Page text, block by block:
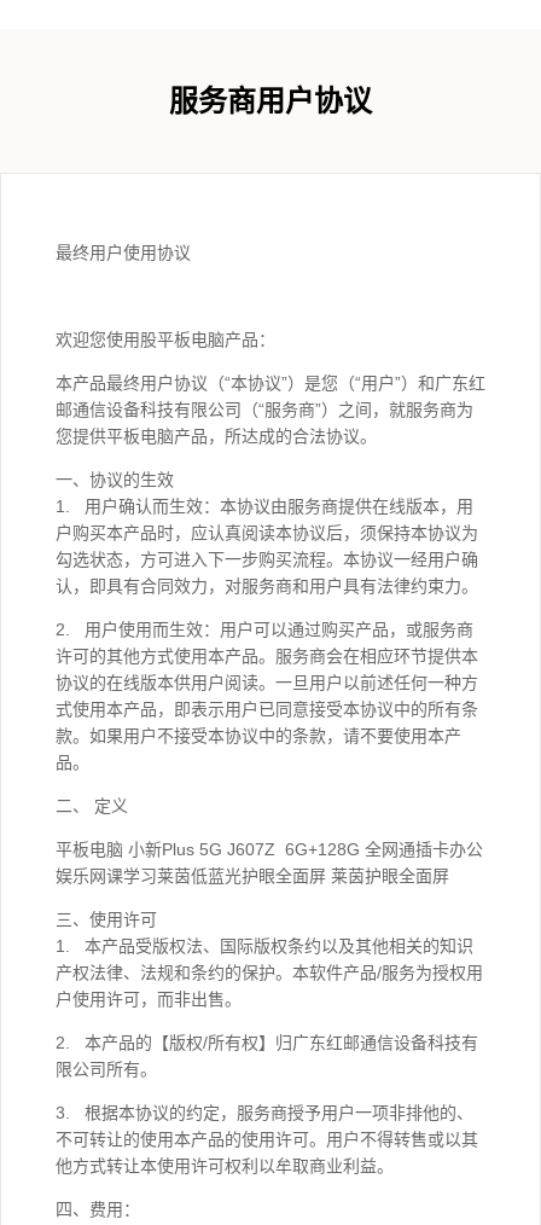
服务商用户协议
最终用户使用协议
欢迎您使用股平板电脑产品：
本产品最终用户协议（“本协议”）是您（“用户”）和广东红
邮通信设备科技有限公司（“服务商”）之间，就服务商为
您提供平板电脑产品，所达成的合法协议。
一、协议的生效
1. 用户确认而生效：本协议由服务商提供在线版本，用
户购买本产品时，应认真阅读本协议后，须保持本协议为
勾选状态，方可进入下一步购买流程。本协议一经用户确
认，即具有合同效力，对服务商和用户具有法律约束力。
2. 用户使用而生效：用户可以通过购买产品，或服务商
许可的其他方式使用本产品。服务商会在相应环节提供本
协议的在线版本供用户阅读。一旦用户以前述任何一种方
式使用本产品，即表示用户已同意接受本协议中的所有条
款。如果用户不接受本协议中的条款，请不要使用本产
品。
二、 定义
平板电脑 小新Plus 5G J607Z 6G+128G 全网通插卡办公
娱乐网课学习莱茵低蓝光护眼全面屏 莱茵护眼全面屏
三、使用许可
1. 本产品受版权法、国际版权条约以及其他相关的知识
产权法律、法规和条约的保护。本软件产品/服务为授权用
户使用许可，而非出售。
2. 本产品的【版权/所有权】归广东红邮通信设备科技有
限公司所有。
3. 根据本协议的约定，服务商授予用户一项非排他的、
不可转让的使用本产品的使用许可。用户不得转售或以其
他方式转让本使用许可权利以牟取商业利益。
四、费用：